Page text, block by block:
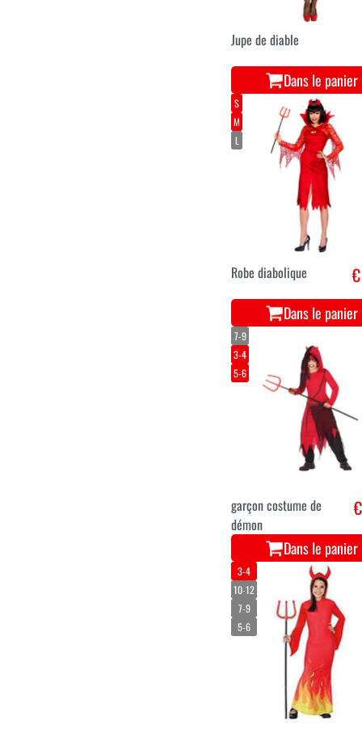
Jupe de diable
Dans le panier
S
M
L
Robe diabolique
Dans le panier
7-9
3-4
5-6
garçon costume de
démon
Dans le panier
3-4
10-12
7-9
5-6